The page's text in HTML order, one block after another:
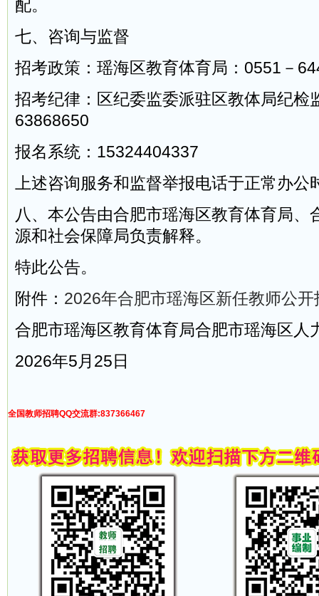
配。
七、咨询与监督
招考政策：瑶海区教育体育局：0551－
招考纪律：区纪委监委派驻区教体局纪检
63868650
报名系统：15324404337
上述咨询服务和监督举报电话于正常办公
八、本公告由合肥市瑶海区教育体育局、
源和社会保障局负责解释。
特此公告。
附件： 2026年合肥市瑶海区新任教师公
合肥市瑶海区教育体育局合肥市瑶海区人
2026年5月25日
全国教师招聘QQ交流群:837366467